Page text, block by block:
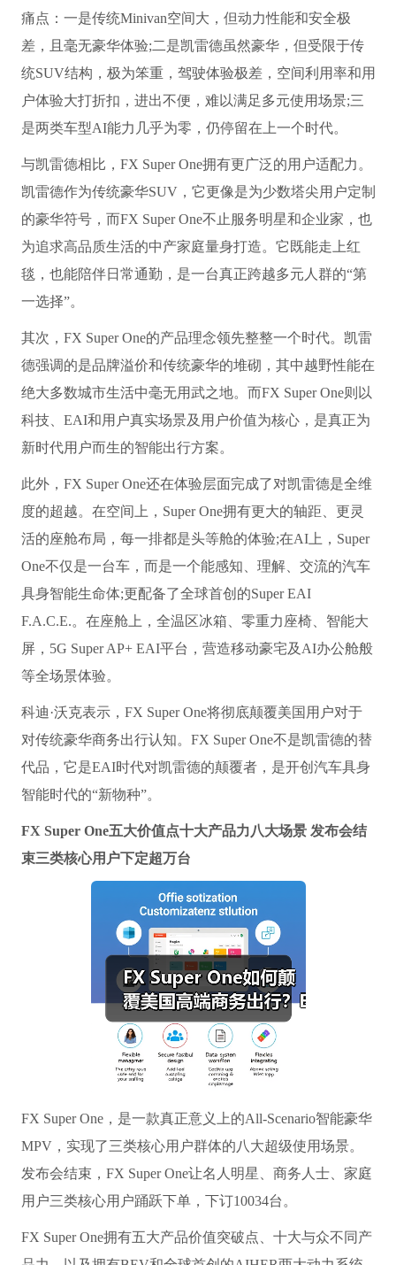
痛点：一是传统Minivan空间大，但动力性能和安全极
差，且毫无豪华体验;二是凯雷德虽然豪华，但受限于传
统SUV结构，极为笨重，驾驶体验极差，空间利用率和用
户体验大打折扣，进出不便，难以满足多元使用场景;三
是两类车型AI能力几乎为零，仍停留在上一个时代。
与凯雷德相比，FX Super One拥有更广泛的用户适配力。
凯雷德作为传统豪华SUV，它更像是为少数塔尖用户定制
的豪华符号，而FX Super One不止服务明星和企业家，也
为追求高品质生活的中产家庭量身打造。它既能走上红
毯，也能陪伴日常通勤，是一台真正跨越多元人群的“第
一选择”。
其次，FX Super One的产品理念领先整整一个时代。凯雷
德强调的是品牌溢价和传统豪华的堆砌，其中越野性能在
绝大多数城市生活中毫无用武之地。而FX Super One则以
科技、EAI和用户真实场景及用户价值为核心，是真正为
新时代用户而生的智能出行方案。
此外，FX Super One还在体验层面完成了对凯雷德是全维
度的超越。在空间上，Super One拥有更大的轴距、更灵
活的座舱布局，每一排都是头等舱的体验;在AI上，Super
One不仅是一台车，而是一个能感知、理解、交流的汽车
具身智能生命体;更配备了全球首创的Super EAI
F.A.C.E.。在座舱上，全温区冰箱、零重力座椅、智能大
屏，5G Super AP+ EAI平台，营造移动豪宅及AI办公舱般
等全场景体验。
科迪·沃克表示，FX Super One将彻底颠覆美国用户对于
对传统豪华商务出行认知。FX Super One不是凯雷德的替
代品，它是EAI时代对凯雷德的颠覆者，是开创汽车具身
智能时代的“新物种”。
FX Super One五大价值点十大产品力八大场景 发布会结
束三类核心用户下定超万台
FX Super One，是一款真正意义上的All-Scenario智能豪华
MPV，实现了三类核心用户群体的八大超级使用场景。
发布会结束，FX Super One让名人明星、商务人士、家庭
用户三类核心用户踊跃下单，下订10034台。
FX Super One拥有五大产品价值突破点、十大与众不同产